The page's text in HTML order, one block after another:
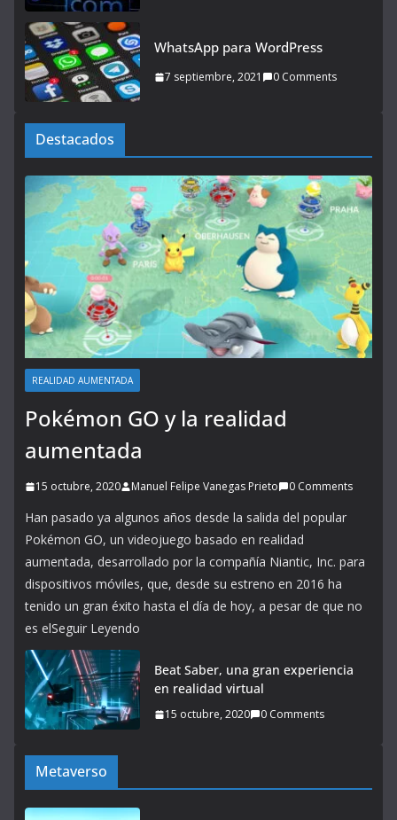
WhatsApp para WordPress
7 septiembre, 2021 0 Comments
Destacados
REALIDAD AUMENTADA
Pokémon GO y la realidad
aumentada
15 octubre, 2020 Manuel Felipe Vanegas Prieto 0 Comments
Han pasado ya algunos años desde la salida del popular
Pokémon GO, un videojuego basado en realidad
aumentada, desarrollado por la compañía Niantic, Inc. para
dispositivos móviles, que, desde su estreno en 2016 ha
tenido un gran éxito hasta el día de hoy, a pesar de que no
es elSeguir Leyendo
Beat Saber, una gran experiencia
en realidad virtual
15 octubre, 2020 0 Comments
Metaverso